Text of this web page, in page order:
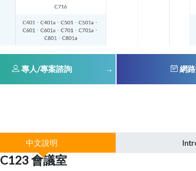
專人/專案諮詢 網
中文說明
C123 會議室